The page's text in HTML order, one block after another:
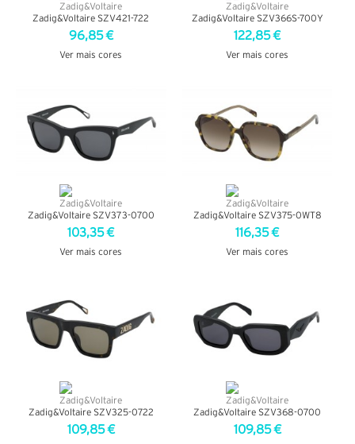
Zadig&Voltaire SZV421-722
96,85 €
Ver mais cores
Zadig&Voltaire SZV366S-700Y
122,85 €
Ver mais cores
Zadig&Voltaire SZV373-0700
103,35 €
Ver mais cores
Zadig&Voltaire SZV375-0WT8
116,35 €
Ver mais cores
Zadig&Voltaire SZV325-0722
109,85 €
Zadig&Voltaire SZV368-0700
109,85 €